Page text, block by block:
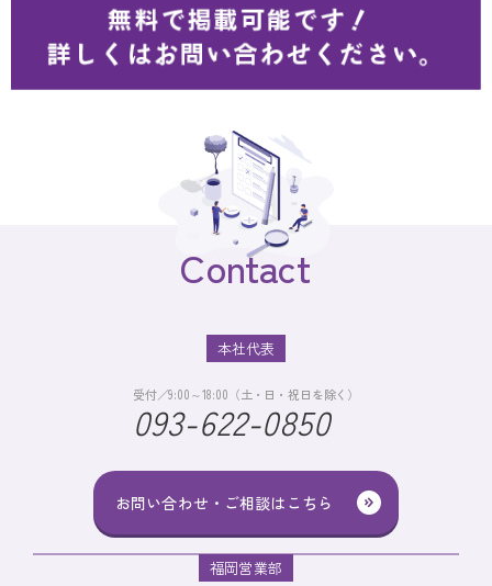
Contact
お問い合わせ・ご相談はこちら
本社代表
受付／9:00～18:00（土・日・祝日を除く）
093-622-0850
福岡営業部